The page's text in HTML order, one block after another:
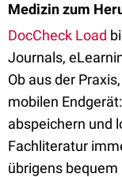
Medizin zum
DocCheck Load
Journals,
Ob aus der
mobilen
abspeichern und
Fachliteratur
übrigens bequem